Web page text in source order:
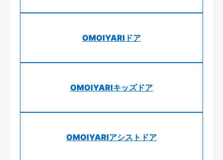
OMOIYARIドア
OMOIYARIキッズドア
OMOIYARIアシストドア